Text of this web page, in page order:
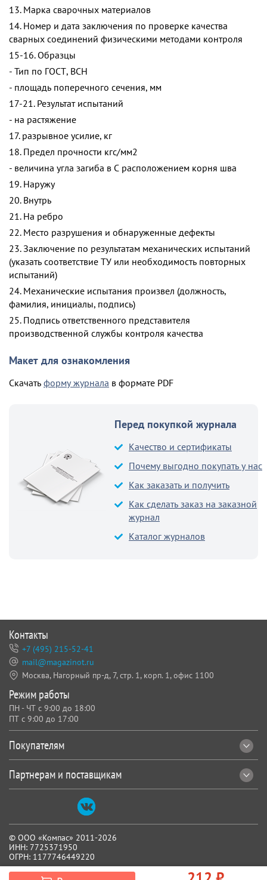
13. Марка сварочных материалов
14. Номер и дата заключения по проверке качества
сварных соединений физическими методами контроля
15-16. Образцы
- Тип по ГОСТ, ВСН
- площадь поперечного сечения, мм
17-21. Результат испытаний
- на растяжение
17. разрывное усилие, кг
18. Предел прочности кгс/мм2
- величина угла загиба в С расположением корня шва
19. Наружу
20. Внутрь
21. На ребро
22. Место разрушения и обнаруженные дефекты
23. Заключение по результатам механических испытаний
(указать соответствие ТУ или необходимость повторных
испытаний)
24. Механические испытания произвел (должность,
фамилия, инициалы, подпись)
25. Подпись ответственного представителя
производственной службы контроля качества
Макет для ознакомления
Скачать форму журнала в формате PDF
Перед покупкой журнала
Качество и сертификаты
Почему выгодно покупать у нас
Как заказать и получить
Как сделать заказ на заказной
журнал
Каталог журналов
© ООО «Компас» 2011-2026
ИНН: 7725371950
ОГРН: 1177746449220
Все реквизиты
Покупателям
Партнерам и поставщикам
Контакты
+7 (495) 215-52-41
mail@magazinot.ru
Москва, Нагорный пр-д, 7, стр. 1, корп. 1, офис 1100
Режим работы
ПН - ЧТ с 9:00 до 18:00
ПТ с 9:00 до 17:00